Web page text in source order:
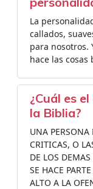
La
callados,
para nosotros.
hace las cosas
¿Cuál es
la Biblia?
UNA
CRITICAS, O
DE LOS
SE HACE
ALTO A LA